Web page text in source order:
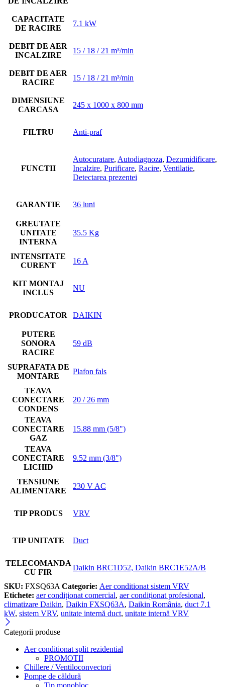
CAPACITATE
DE RACIRE
7.1 kW
DEBIT DE AER
INCALZIRE
15 / 18 / 21 m³/min
DEBIT DE AER
RACIRE
15 / 18 / 21 m³/min
DIMENSIUNE
CARCASA
245 x 1000 x 800 mm
FILTRU Anti-praf
FUNCTII
Autocuratare, Autodiagnoza, Dezumidificare,
Incalzire, Purificare, Racire, Ventilatie,
Detectarea prezentei
GARANTIE 36 luni
GREUTATE
UNITATE
INTERNA
35.5 Kg
INTENSITATE
CURENT
16 A
KIT MONTAJ
INCLUS
NU
PRODUCATOR DAIKIN
PUTERE
SONORA
RACIRE
59 dB
SUPRAFATA DE
MONTARE
Plafon fals
TEAVA
CONECTARE
CONDENS
20 / 26 mm
TEAVA
CONECTARE
GAZ
15.88 mm (5/8")
TEAVA
CONECTARE
LICHID
9.52 mm (3/8")
TENSIUNE
ALIMENTARE
230 V AC
TIP PRODUS VRV
TIP UNITATE Duct
TELECOMANDA
CU FIR
Daikin BRC1D52, Daikin BRC1E52A/B
SKU: FXSQ63A Categorie: Aer conditionat sistem VRV
Etichete: aer condiționat comercial, aer condiționat profesional,
climatizare Daikin, Daikin FXSQ63A, Daikin România, duct 7.1
kW, sistem VRV, unitate internă duct, unitate internă VRV
Categorii produse
Aer conditionat split rezidential
PROMOTII
Chillere / Ventiloconvectori
Pompe de căldură